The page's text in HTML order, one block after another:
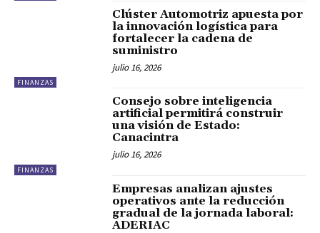
FINANZAS
Clúster Automotriz apuesta por
la innovación logística para
fortalecer la cadena de
suministro
julio 16, 2026
FINANZAS
Consejo sobre inteligencia
artificial permitirá construir
una visión de Estado:
Canacintra
julio 16, 2026
Empresas analizan ajustes
operativos ante la reducción
gradual de la jornada laboral:
ADERIAC